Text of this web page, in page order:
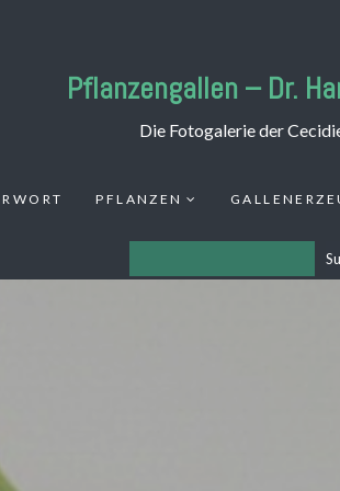
Pflanzengallen – Dr.
Die Fotogalerie der
PFLANZEN